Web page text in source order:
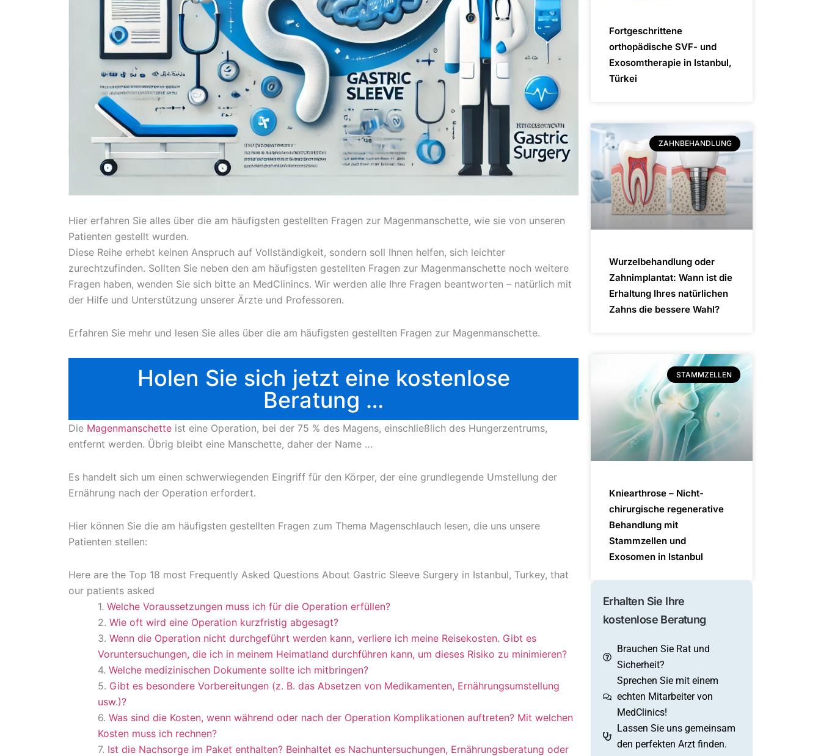
Hier erfahren Sie alles über die am häufigsten gestellten Fragen zur Magenmanschette, wie sie von unseren
Patienten gestellt wurden.
Diese Reihe erhebt keinen Anspruch auf Vollständigkeit, sondern soll Ihnen helfen, sich leichter
zurechtzufinden. Sollten Sie neben den am häufigsten gestellten Fragen zur Magenmanschette noch weitere
Fragen haben, wenden Sie sich bitte an MedClinincs. Wir werden alle Ihre Fragen beantworten – natürlich mit
der Hilfe und Unterstützung unserer Ärzte und Professoren.
Erfahren Sie mehr und lesen Sie alles über die am häufigsten gestellten Fragen zur Magenmanschette.
Holen Sie sich jetzt eine kostenlose
Beratung …
Die Magenmanschette ist eine Operation, bei der 75 % des Magens, einschließlich des Hungerzentrums,
entfernt werden. Übrig bleibt eine Manschette, daher der Name …
Es handelt sich um einen schwerwiegenden Eingriff für den Körper, der eine grundlegende Umstellung der
Ernährung nach der Operation erfordert.
Hier können Sie die am häufigsten gestellten Fragen zum Thema Magenschlauch lesen, die uns unsere
Patienten stellen:
Here are the Top 18 most Frequently Asked Questions About Gastric Sleeve Surgery in Istanbul, Turkey, that
our patients asked
Welche Voraussetzungen muss ich für die Operation erfüllen?
Wie oft wird eine Operation kurzfristig abgesagt?
Wenn die Operation nicht durchgeführt werden kann, verliere ich meine Reisekosten. Gibt es
Voruntersuchungen, die ich in meinem Heimatland durchführen kann, um dieses Risiko zu minimieren?
Welche medizinischen Dokumente sollte ich mitbringen?
Gibt es besondere Vorbereitungen (z. B. das Absetzen von Medikamenten, Ernährungsumstellung
usw.)?
Was sind die Kosten, wenn während oder nach der Operation Komplikationen auftreten? Mit welchen
Kosten muss ich rechnen?
Ist die Nachsorge im Paket enthalten? Beinhaltet es Nachuntersuchungen, Ernährungsberatung oder
Fortgeschrittene
orthopädische SVF- und
Exosomtherapie in Istanbul,
Türkei
ZAHNBEHANDLUNG
Wurzelbehandlung oder
Zahnimplantat: Wann ist die
Erhaltung Ihres natürlichen
Zahns die bessere Wahl?
STAMMZELLEN
Kniearthrose – Nicht-
chirurgische regenerative
Behandlung mit
Stammzellen und
Exosomen in Istanbul
Erhalten Sie Ihre
kostenlose Beratung
Brauchen Sie Rat und
Sicherheit?
Sprechen Sie mit einem
echten Mitarbeiter von
MedClinics!
Lassen Sie uns gemeinsam
den perfekten Arzt finden.